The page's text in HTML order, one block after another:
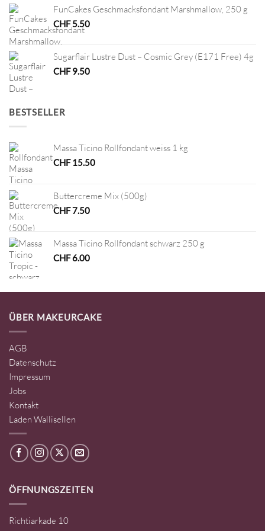
FunCakes Geschmacksfondant Marshmallow, 250 g
CHF5.50
Sugarflair Lustre Dust – Cosmic Grey (E171 Free) 4g
CHF9.50
BESTSELLER
Massa Ticino Rollfondant weiss 1 kg
CHF15.50
Buttercreme Mix (500g)
CHF7.50
Massa Ticino Rollfondant schwarz 250 g
CHF6.00
ÜBER MAKEURCAKE
AGB
Datenschutz
Impressum
Jobs
Kontakt
Laden Wallisellen
ÖFFNUNGSZEITEN
Richtiarkade 10